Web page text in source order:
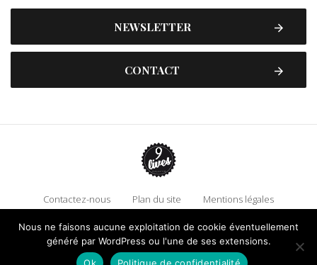
NEWSLETTER
CONTACT
Contactez-nous Plan du site
Mentions légales
Politique de confidentialité
Adhérez à 9 Lives
Faire un don !
Nous ne faisons aucune exploitation de cookie éventuellement
généré par WordPress ou l'une de ses extensions.
Ok
Politique de confidentialité